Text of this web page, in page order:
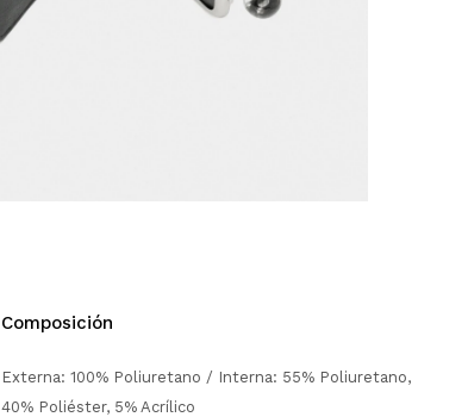
Composición
Externa: 100% Poliuretano / Interna: 55% Poliuretano,
40% Poliéster, 5% Acrílico